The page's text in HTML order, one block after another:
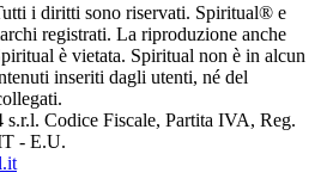
i diritti sono riservati. Spiritual® e
registrati. La riproduzione anche
è vietata. Spiritual non è in alcun
inseriti dagli utenti, né del
s.r.l. Codice Fiscale, Partita IVA, Reg.
- E.U.